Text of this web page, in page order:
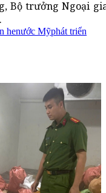
Bộ trưởng Ngoại
henước Mỹphát triển